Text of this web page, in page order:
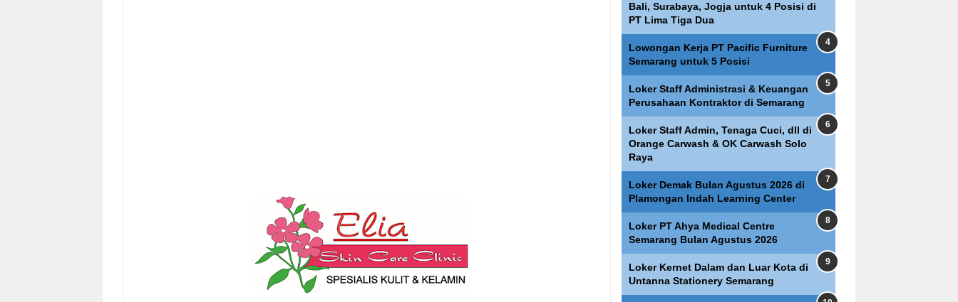
Bali, Surabaya, Jogja untuk 4 Posisi di
PT Lima Tiga Dua
Lowongan Kerja PT Pacific Furniture
Semarang untuk 5 Posisi
Loker Staff Administrasi & Keuangan
Perusahaan Kontraktor di Semarang
Loker Staff Admin, Tenaga Cuci, dll di
Orange Carwash & OK Carwash Solo
Raya
Loker Demak Bulan Agustus 2026 di
Plamongan Indah Learning Center
Loker PT Ahya Medical Centre
Semarang Bulan Agustus 2026
Loker Kernet Dalam dan Luar Kota di
Untanna Stationery Semarang